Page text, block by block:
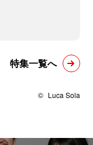
特集一覧へ
© Luca Sola